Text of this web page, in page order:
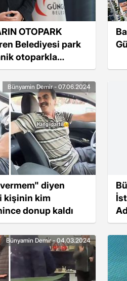
OTOPARK
Belediyesi park
otoparkla
diyen
kişinin kim
donup kaldı
Bünyamin Demir - 07.06.2024
Bünyamin Demir - 04.03.2024